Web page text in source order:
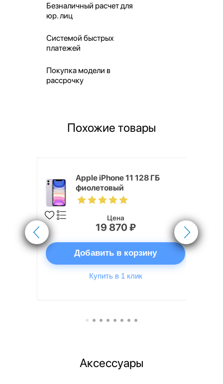
Безналичный расчет для
юр. лиц
Системой быстрых
платежей
Покупка модели в
рассрочку
Похожие товары
Apple iPhone 11 128 ГБ
фиолетовый
Цена
19 870 ₽
Добавить в корзину
Купить в 1 клик
Аксессуары